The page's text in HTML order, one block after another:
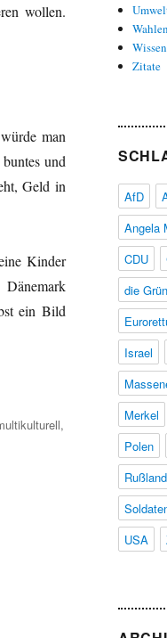
wollen.
man
und
Geld in
Kinder
ein Bild
,
Wahlen
Wissen
Zitate
AfD
Angela
CDU
die
Israel
Merkel
Polen
Rußland
USA